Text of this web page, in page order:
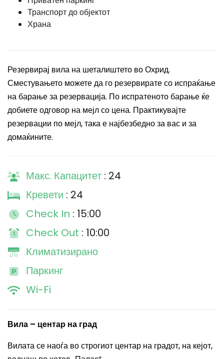
Транспорт до објектот
Храна
Резервирај вила на шеталиштето во Охрид.
Сместувањето можете да го резервирате со испраќање
на барање за резервација. По испратеното барање ќе
добиете одговор на мејл со цена. Практикувајте
резервации по мејл, така е најбезбедно за вас и за
домаќините.
Макс. Капацитет : 24
Кревети : 24
Check In : 15:00
Check Out : 10:00
Климатизирано
Паркинг
Wi-Fi
Вила – центар на град
Вилата се наоѓа во строгиот центар на градот, на кејот,